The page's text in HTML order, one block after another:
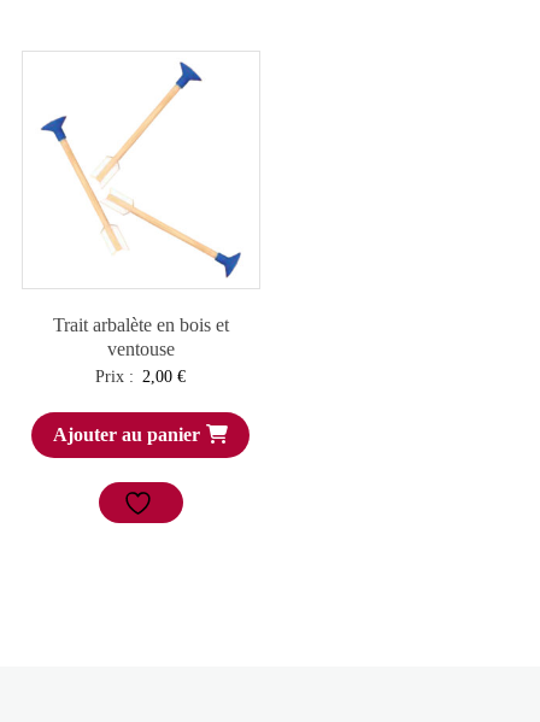
Trait arbalète en bois et
ventouse
Prix : 2,00€
Ajouter au panier